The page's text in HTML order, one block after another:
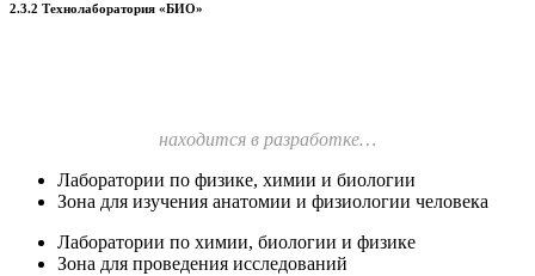
2.3.2 Технолаборатория «БИО»
находится в разработке…
Лаборатории по физике, химии и биологии
Зона для изучения анатомии и физиологии человека
Лаборатории по химии, биологии и физике
Зона для проведения исследований